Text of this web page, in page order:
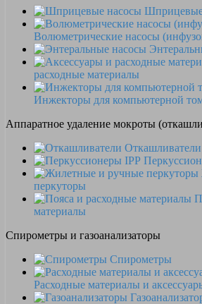
Волюметрические насосы
расходные материалы
Инжекторы для компьютерной
Аппаратное удаление мокроты
Откашливатели
перкуторы
материалы
Спирометры и газоанализаторы
Спирометры
Расходные материалы и